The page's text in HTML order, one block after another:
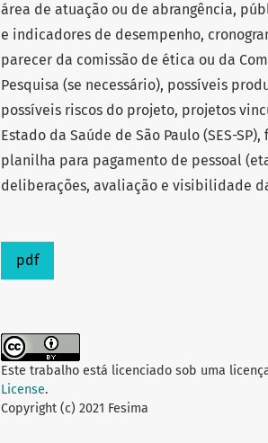
área de atuação ou de abrangência,
e indicadores de desempenho,
parecer da comissão de ética ou da
Pesquisa (se necessário), possíveis
possíveis riscos do projeto, projetos
Estado da Saúde de São Paulo (SES-
planilha para pagamento de pessoal
deliberações, avaliação e visibilidade
pdf
Este trabalho está licenciado sob uma
License.
Copyright (c) 2021 Fesima